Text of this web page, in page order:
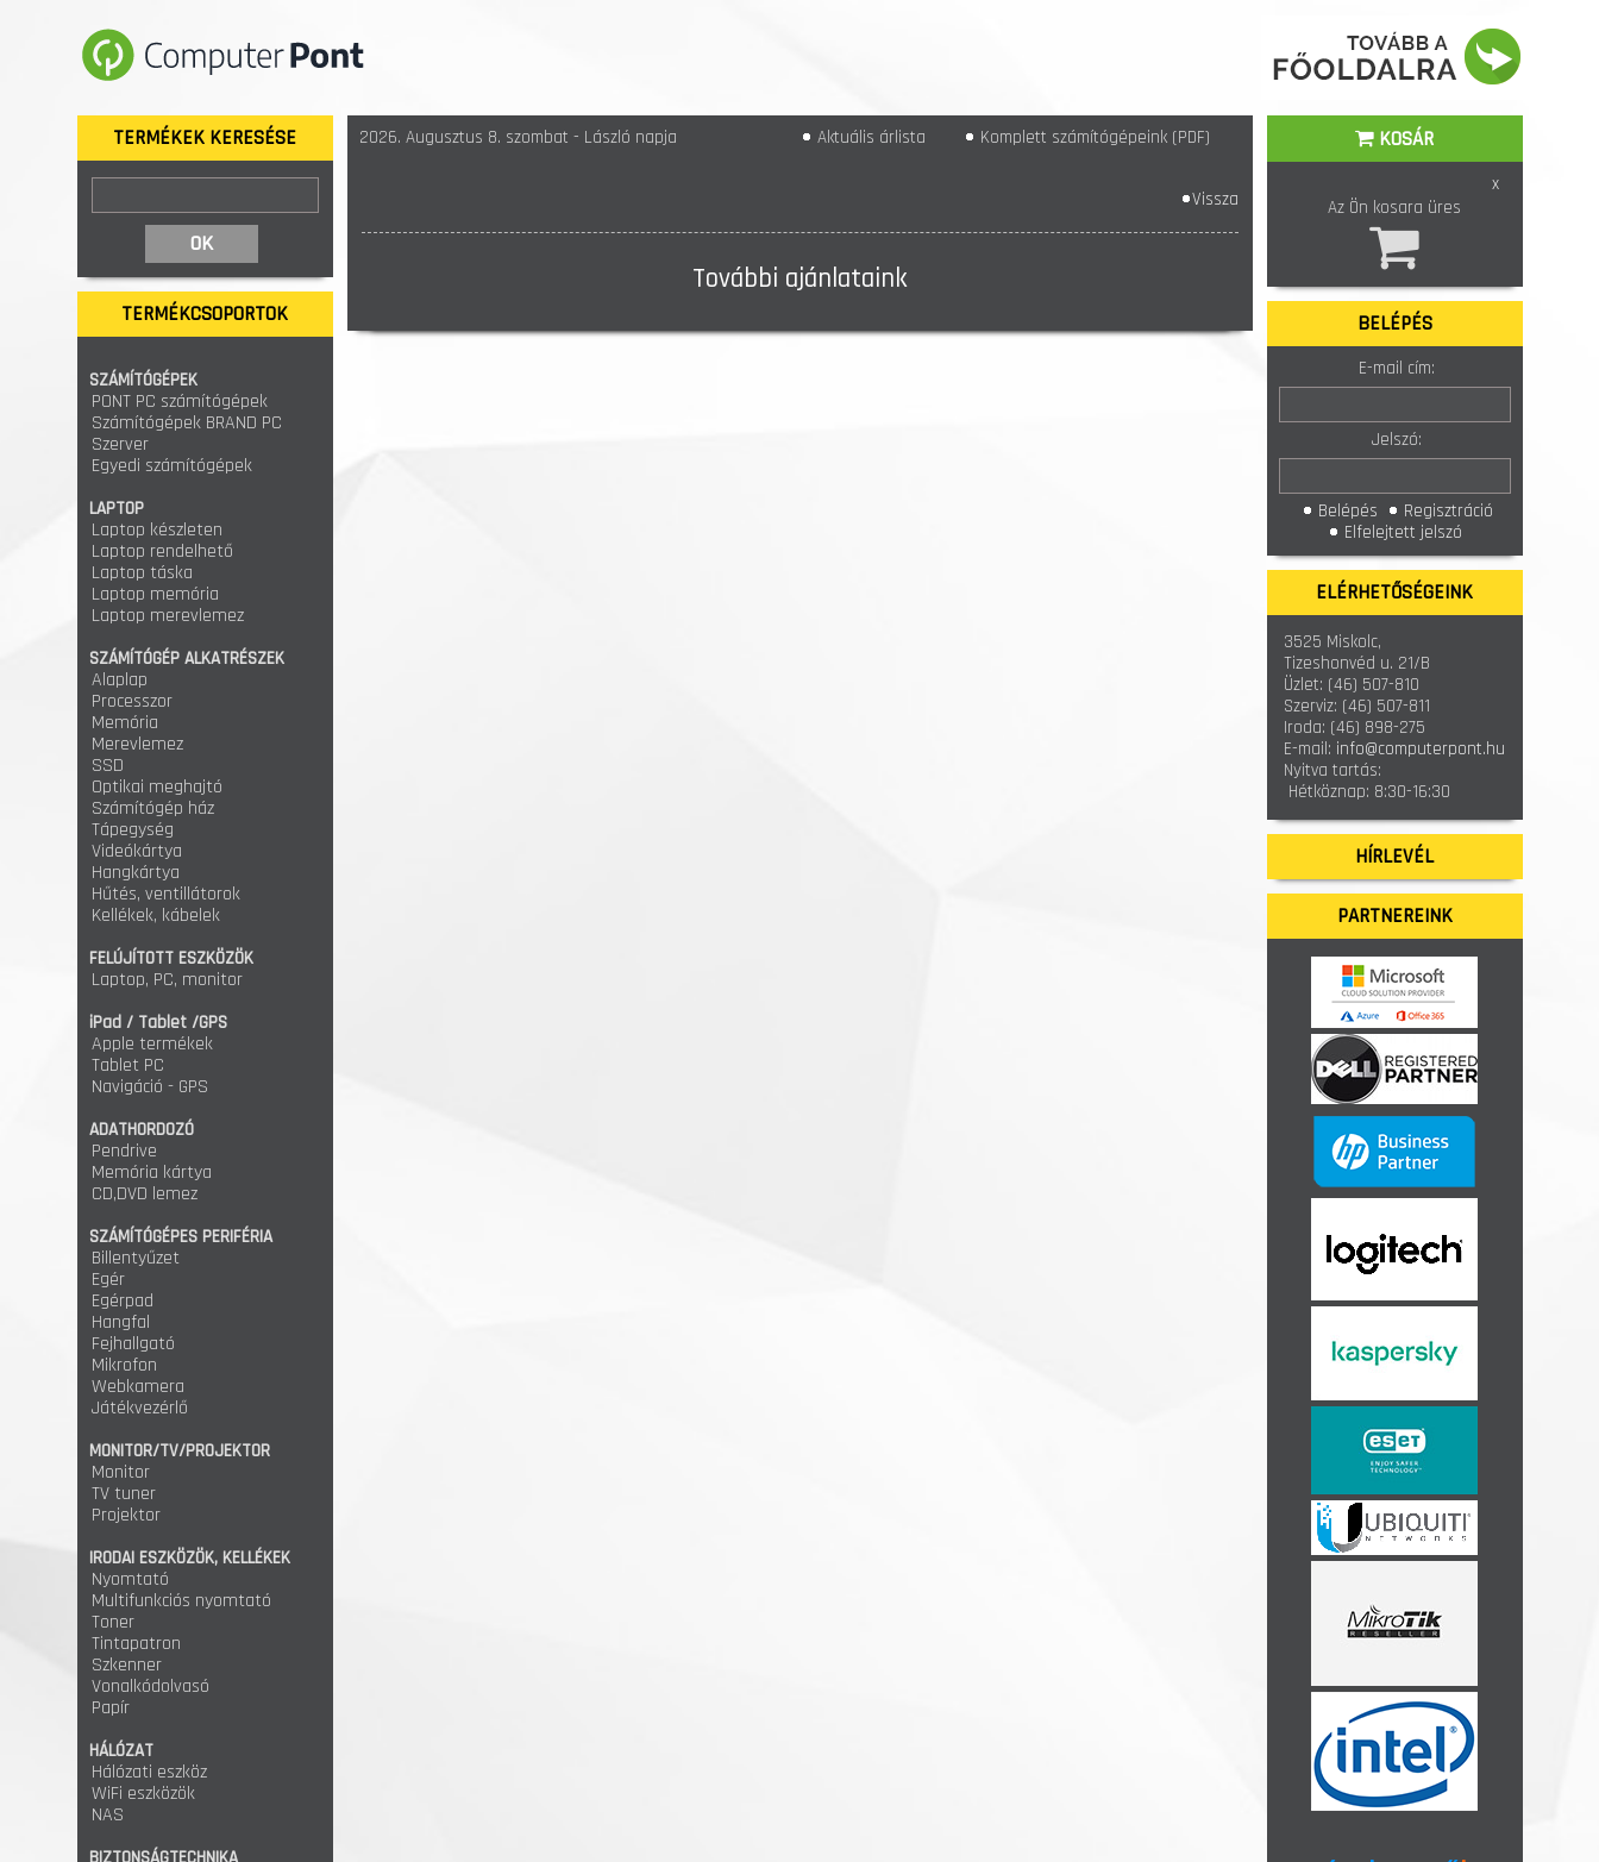
TERMÉKEK KERESÉSE
TERMÉKCSOPORTOK
SZÁMÍTÓGÉPEK
PONT PC számítógépek
Számítógépek BRAND PC
Szerver
Egyedi számítógépek
LAPTOP
Laptop készleten
Laptop rendelhető
Laptop táska
Laptop memória
Laptop merevlemez
SZÁMÍTÓGÉP ALKATRÉSZEK
Alaplap
Processzor
Memória
Merevlemez
SSD
Optikai meghajtó
Számítógép ház
Tápegység
Videókártya
Hangkártya
Hűtés, ventillátorok
Kellékek, kábelek
FELÚJÍTOTT ESZKÖZÖK
Laptop, PC, monitor
iPad / Tablet /GPS
Apple termékek
Tablet PC
Navigáció - GPS
ADATHORDOZÓ
Pendrive
Memória kártya
CD,DVD lemez
SZÁMÍTÓGÉPES PERIFÉRIA
Billentyűzet
Egér
Egérpad
Hangfal
Fejhallgató
Mikrofon
Webkamera
Játékvezérlő
MONITOR/TV/PROJEKTOR
Monitor
TV tuner
Projektor
IRODAI ESZKÖZÖK, KELLÉKEK
Nyomtató
Multifunkciós nyomtató
Toner
Tintapatron
Szkenner
Vonalkódolvasó
Papír
HÁLÓZAT
Hálózati eszköz
WiFi eszközök
NAS
2026. Augusztus 8. szombat - László napja Aktuális árlista Komplett számítógépeink (PDF)
Vissza
További ajánlataink
KOSÁR
x
Az Ön kosara üres
BELÉPÉS
E-mail cím:
Jelszó:
Belépés
Regisztráció
Elfelejtett jelszó
ELÉRHETŐSÉGEINK
3525 Miskolc,
Tizeshonvéd u. 21/B
Üzlet: (46) 507-810
Szerviz: (46) 507-811
Iroda: (46) 898-275
E-mail: info@computerpont.hu
Nyitva tartás:
Hétköznap: 8:30-16:30
HÍRLEVÉL
PARTNEREINK